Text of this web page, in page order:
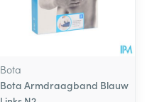
Bota
Bota Armdraagband Blauw